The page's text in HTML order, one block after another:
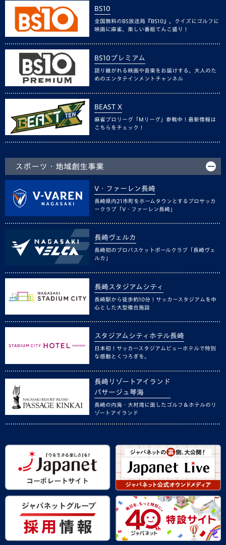
BS10
全国無料のBS放送局『BS10』。クイズにゴルフに
映画に麻雀、楽しい番組てんこ盛り！
BS10プレミアム
語り継がれる映画や音楽をお届けする、大人のた
めのエンタテインメントチャンネル
BEAST X
麻雀プロリーグ「Mリーグ」参戦中！最新情報は
こちらをチェック！
スポーツ・地域創生事業
V・ファーレン長崎
長崎県内21市町をホームタウンとするプロサッカ
ークラブ「V・ファーレン長崎」
長崎ヴェルカ
長崎初のプロバスケットボールクラブ「長崎ヴェ
ルカ」
長崎スタジアムシティ
長崎駅から徒歩約10分！サッカースタジアムを中
心とした大型複合施設
スタジアムシティホテル長崎
日本初！サッカースタジアムビューホテルで特別
な感動とくつろぎを。
長崎リゾートアイランド
パサージュ琴海
長崎の内海・大村湾に面したゴルフ＆ホテルのリ
ゾートアイランド